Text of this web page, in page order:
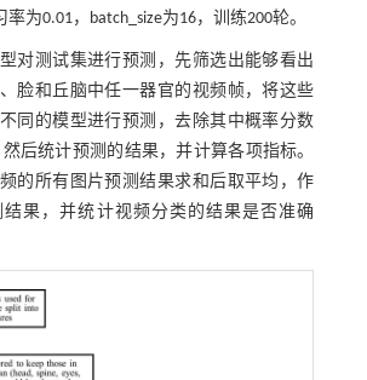
率为0.01，batch_size为16，训练200轮。
对测试集进行预测，先筛选出能够看出
脸和丘脑中任一器官的视频帧，将这些
同的模型进行预测，去除其中概率分数
后统计预测的结果，并计算各项指标。
的所有图片预测结果求和后取平均，作
果，并统计视频分类的结果是否准确